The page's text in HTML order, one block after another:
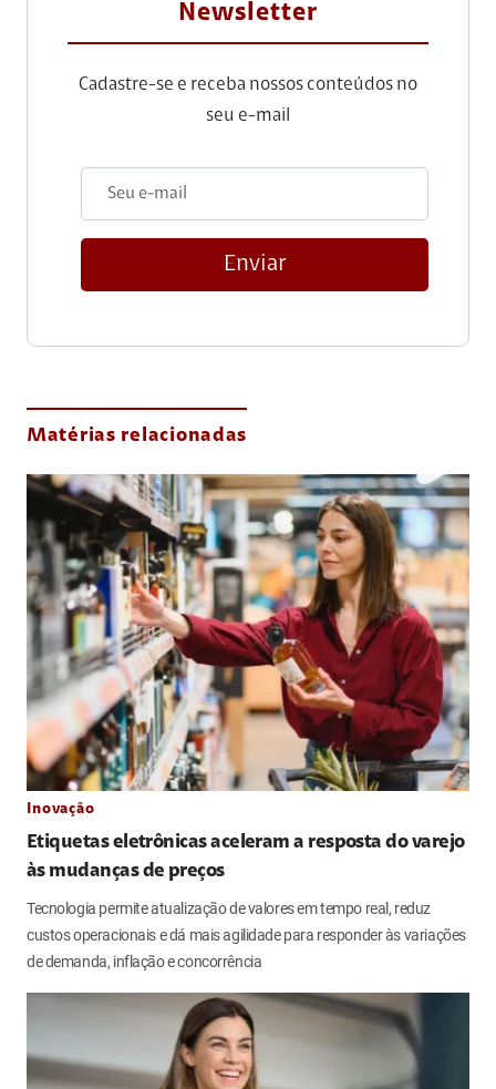
Newsletter
Cadastre-se e receba nossos conteúdos no
seu e-mail
Enviar
Matérias relacionadas
Inovação
Etiquetas eletrônicas aceleram a resposta do varejo
às mudanças de preços
Tecnologia permite atualização de valores em tempo real, reduz
custos operacionais e dá mais agilidade para responder às variações
de demanda, inflação e concorrência